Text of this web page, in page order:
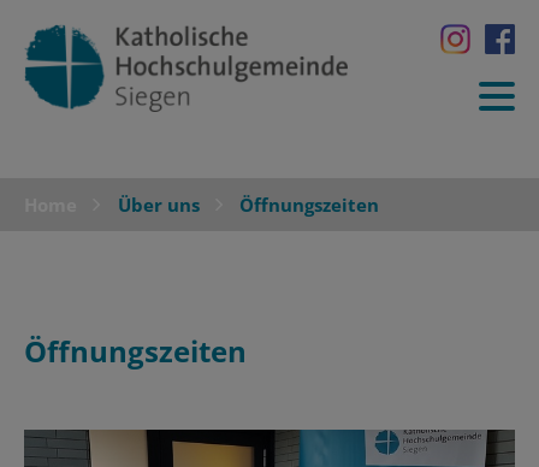
Über uns Öffnungszeiten
Öffnungszeiten